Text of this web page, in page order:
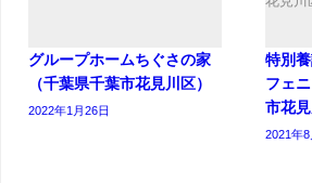
グループホームちぐさの家
（千葉県千葉市花見川区）
2022年1月26日
特別
フェ
市花見
2021年8